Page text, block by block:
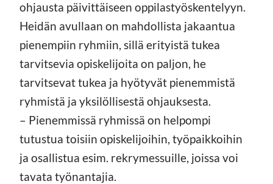
ohjausta päivittäiseen oppilastyöskentelyyn.
Heidän avullaan on mahdollista jakaantua
pienempiin ryhmiin, sillä erityistä tukea
tarvitsevia opiskelijoita on paljon, he
tarvitsevat tukea ja hyötyvät pienemmistä
ryhmistä ja yksilöllisestä ohjauksesta.
– Pienemmissä ryhmissä on helpompi
tutustua toisiin opiskelijoihin, työpaikkoihin
ja osallistua esim. rekrymessuille, joissa voi
tavata työnantajia.